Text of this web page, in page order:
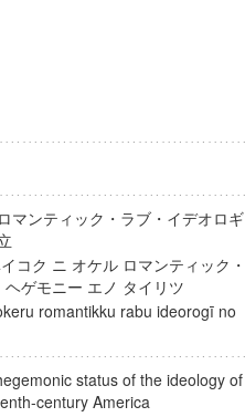
マンティック・ラブ・イデオロギ
立
コク ニ オケル ロマンティック・
ヘゲモニー エノ タイリツ
romantikku rabu ideorogī no
status of the ideology of
century America